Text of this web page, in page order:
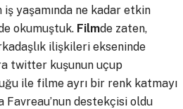
yaşamında ne kadar etkin
okumuştuk. Filmde zaten,
ilişkileri ekseninde
twitter kuşunun uçup
ile filme ayrı bir renk katmayı
destekçisi oldu